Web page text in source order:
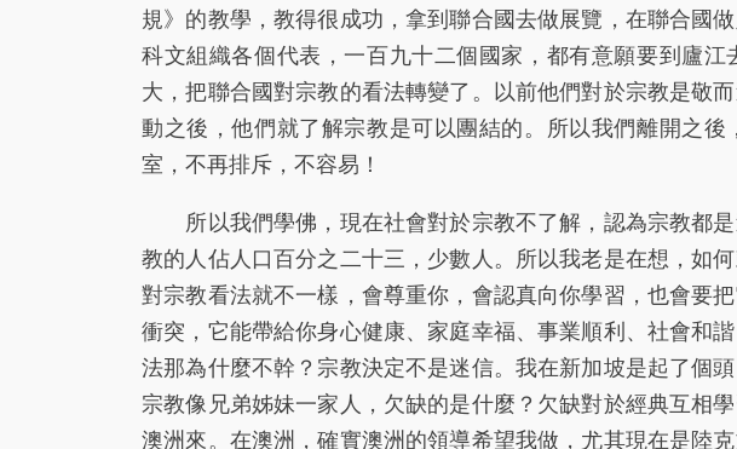
規》的教學，教得很成功，拿到聯合國去做展覽，在聯合國
科文組織各個代表，一百九十二個國家，都有意願要到廬
大，把聯合國對宗教的看法轉變了。以前他們對於宗教是敬
動之後，他們就了解宗教是可以團結的。所以我們離開之
室，不再排斥，不容易！
所以我們學佛，現在社會對於宗教不了解，認為宗教都
教的人佔人口百分之二十三，少數人。所以我老是在想，如
對宗教看法就不一樣，會尊重你，會認真向你學習，也會要
衝突，它能帶給你身心健康、家庭幸福、事業順利、社會和
法那為什麼不幹？宗教決定不是迷信。我在新加坡是起了個
宗教像兄弟姊妹一家人，欠缺的是什麼？欠缺對於經典互相
澳洲來。在澳洲，確實澳洲的領導希望我做，尤其現在是陸